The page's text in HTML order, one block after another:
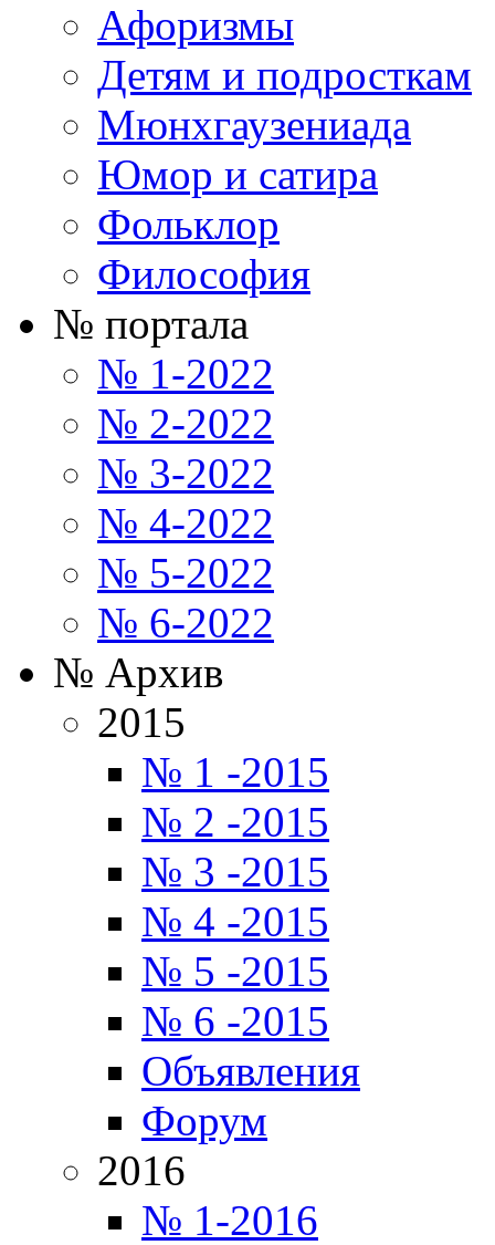
Афоризмы
Детям и подросткам
Мюнхгаузениада
Юмор и сатира
Фольклор
Философия
№ портала
№ 1-2022
№ 2-2022
№ 3-2022
№ 4-2022
№ 5-2022
№ 6-2022
№ Архив
2015
№ 1 -2015
№ 2 -2015
№ 3 -2015
№ 4 -2015
№ 5 -2015
№ 6 -2015
Объявления
Форум
2016
№ 1-2016